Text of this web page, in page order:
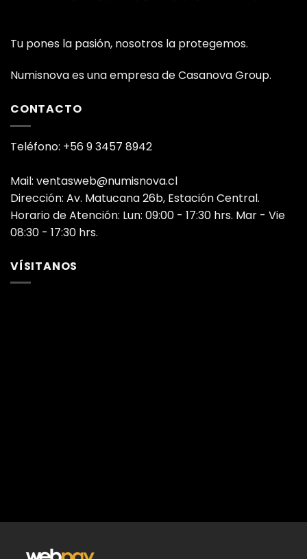
Tu pones la pasión, nosotros la protegemos.
Numisnova es una empresa de Casanova Group.
CONTACTO
Teléfono: +56 9 3457 8942
Mail: ventasweb@numisnova.cl
Dirección: Av. Matucana 26b, Estación Central.
Horario de Atención: Lun: 09:00 - 17:30 hrs. Mar - Vie
08:30 - 17:30 hrs.
VÍSITANOS